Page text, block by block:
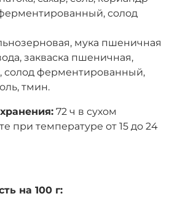
солод
мука пшеничная
закваска пшеничная,
солод ферментированный,
тмин.
72 ч в сухом
при температуре от 15 до 24
на 100 г: